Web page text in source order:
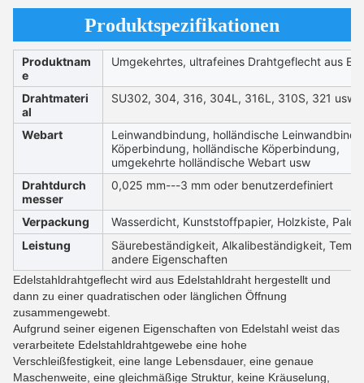
Produktspezifikationen
Produktnam
e
Umgekehrtes, ultrafeines Drahtgeflecht aus
Drahtmateri
al
SU302, 304, 316, 304L, 316L, 310S, 321 usw
Webart
Leinwandbindung, holländische
Köperbindung, holländische Köperbindung,
umgekehrte holländische Webart usw
Drahtdurch
messer
0,025 mm---3 mm oder benutzerdefiniert
Verpackung
Wasserdicht, Kunststoffpapier, Holzkiste,
Leistung
Säurebeständigkeit, Alkalibeständigkeit,
andere Eigenschaften
Edelstahldrahtgeflecht wird aus Edelstahldraht hergestellt und
dann zu einer quadratischen oder länglichen Öffnung
zusammengewebt.
Aufgrund seiner eigenen Eigenschaften von Edelstahl weist das
verarbeitete Edelstahldrahtgewebe eine hohe
Verschleißfestigkeit, eine lange Lebensdauer, eine genaue
Maschenweite, eine gleichmäßige Struktur, keine Kräuselung,